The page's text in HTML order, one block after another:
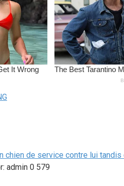
chien de service contre lui
admin 0 579